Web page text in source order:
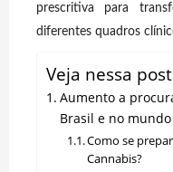
prescritiva para
diferentes quadros
Veja nessa
Aumento a
Brasil e no mundo
Como se
Cannabis?